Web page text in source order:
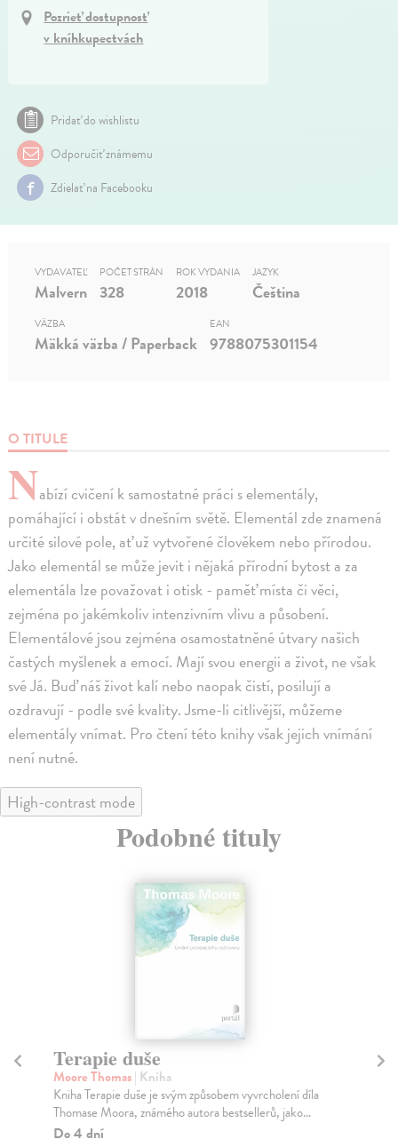
Pozrieť dostupnosť
v kníhkupectvách
Pridať do wishlistu
Odporučiť známemu
Zdielať na Facebooku
O TITULE
Nabízí cvičení k samostatné práci s elementály,
pomáhající i obstát v dnešním světě. Elementál zde znamená
určité silové pole, ať už vytvořené člověkem nebo přírodou.
Jako elementál se může jevit i nějaká přírodní bytost a za
elementála lze považovat i otisk - paměť místa či věci,
zejména po jakémkoliv intenzivním vlivu a působení.
Elementálové jsou zejména osamostatněné útvary našich
častých myšlenek a emocí. Mají svou energii a život, ne však
své Já. Buď náš život kalí nebo naopak čistí, posilují a
ozdravují - podle své kvality. Jsme-li citlivější, můžeme
elementály vnímat. Pro čtení této knihy však jejich vnímání
není nutné.
VYDAVATEĽ
Malvern
POČET STRÁN
328
ROK VYDANIA
2018
JAZYK
Čeština
VÄZBA
Mäkká väzba / Paperback
EAN
9788075301154
High-contrast mode
Podobné tituly
Terapie duše
Moore Thomas| Kniha
Kniha Terapie duše je svým způsobem vyvrcholení díla
Thomase Moora, známého autora bestsellerů, jako...
Do 4 dní